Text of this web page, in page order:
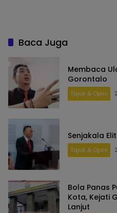
Baca Juga
Membaca
Gorontalo
Tajuk & Opini
Senjakala
Tajuk & Opini
Bola Panas
Kota, Kejati
Lanjut